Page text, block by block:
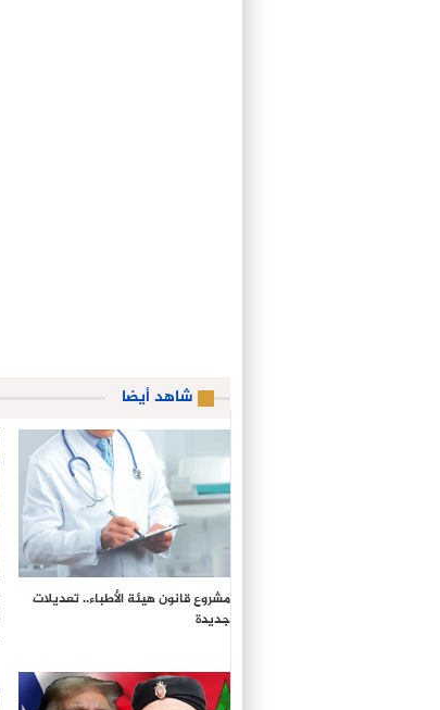
شاهد أيضا
مشروع قانون هيئة الأطباء.. تعديلات
جديدة